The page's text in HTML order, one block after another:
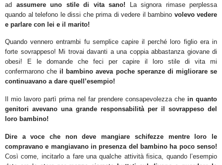
ad assumere uno stile di vita sano! La signora rimase perplessa
quando al telefono le dissi che prima di vedere il bambino volevo vedere
e parlare con lei e il marito!
Quando vennero entrambi fu semplice capire il perché loro figlio era in
forte sovrappeso! Mi trovai davanti a una coppia abbastanza giovane di
obesi! E le domande che feci per capire il loro stile di vita mi
confermarono che il bambino aveva poche speranze di migliorare se
continuavano a dare quell’esempio!
Il mio lavoro partì prima nel far prendere consapevolezza che in quanto
genitori avevano una grande responsabilità per il sovrappeso del
loro bambino!
Dire a voce che non deve mangiare schifezze mentre loro le
compravano e mangiavano in presenza del bambino ha poco senso!
Così come, incitarlo a fare una qualche attività fisica, quando l’esempio